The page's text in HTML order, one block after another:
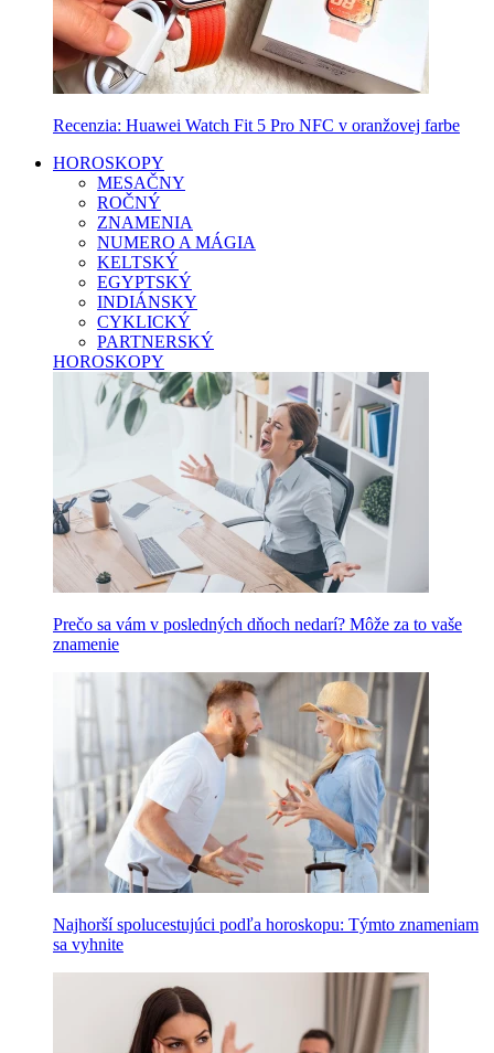
Recenzia: Huawei Watch Fit 5 Pro NFC v oranžovej farbe
HOROSKOPY
MESAČNY
ROČNÝ
ZNAMENIA
NUMERO A MÁGIA
KELTSKÝ
EGYPTSKÝ
INDIÁNSKY
CYKLICKÝ
PARTNERSKÝ
HOROSKOPY
Prečo sa vám v posledných dňoch nedarí? Môže za to vaše
znamenie
Najhorší spolucestujúci podľa horoskopu: Týmto znameniam
sa vyhnite